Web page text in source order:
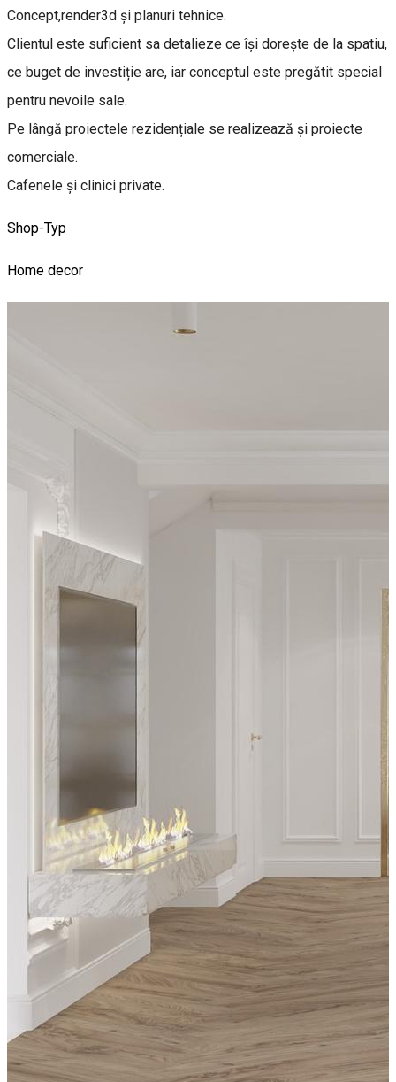
Concept,render3d și planuri tehnice.
Clientul este suficient sa detalieze ce își dorește de la spatiu,
ce buget de investiție are, iar conceptul este pregătit special
pentru nevoile sale.
Pe lângă proiectele rezidențiale se realizează și proiecte
comerciale.
Cafenele și clinici private.
Shop-Typ
Home decor